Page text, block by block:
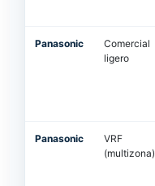
Panasonic
Comercial
ligero
Panasonic
VRF
(multizona)